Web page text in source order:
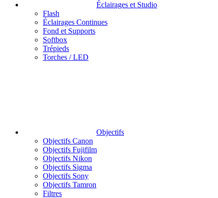
Éclairages et Studio
Flash
Éclairages Continues
Fond et Supports
Softbox
Trépieds
Torches / LED
Objectifs
Objectifs Canon
Objectifs Fujifilm
Objectifs Nikon
Objectifs Sigma
Objectifs Sony
Objectifs Tamron
Filtres